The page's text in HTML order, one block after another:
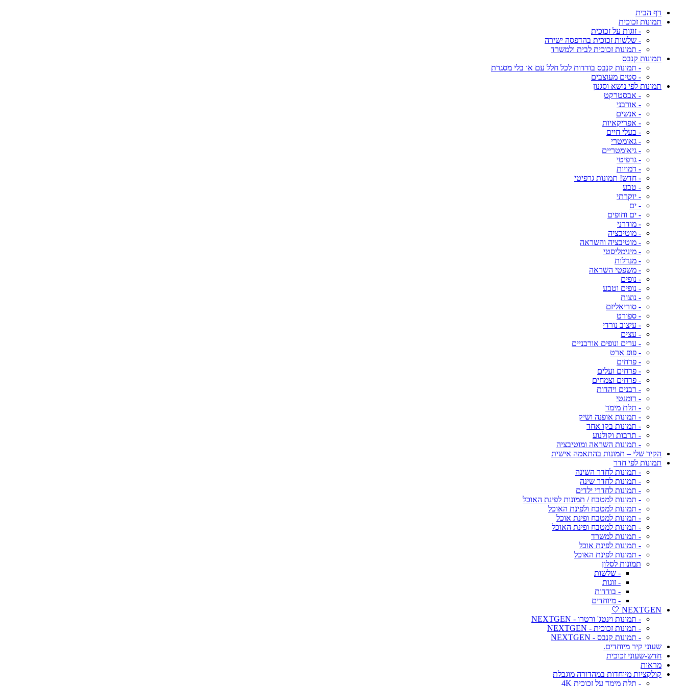
דף הבית
תמונות זכוכית
- זוגות על זכוכית
- שלשות זכוכית בהדפסה ישירה
- תמונות זכוכית לבית ולמשרד
תמונות קנבס
- תמונות קנבס בודדות לכל חלל עם או בלי מסגרת
- סטים מעוצבים
תמונות לפי נושא וסגנון
- אבסטרקט
- אורבני
- אנשים
- אפריקאיות
- בעלי חיים
- גאומטרי
- גיאומטריים
- גרפיטי
- דמויות
- חדש! תמונות גרפיטי
- טבע
- יוקרתי
- ים
- ים וחופים
- מודרני
- מוטיבציה
- מוטיבציה והשראה
- מינימליסטי
- מנדלות
- משפטי השראה
- נופים
- נופים וטבע
- נוצות
- סוריאליזם
- ספורט
- עיצוב נורדי
- עצים
- ערים ונופים אורבניים
- פופ ארט
- פרחים
- פרחים ועלים
- פרחים וצמחים
- רבנים ויהדות
- רומנטי
- תלת מימד
- תמונות אופנה ושיק
- תמונות בקו אחד
- תרבות וקולנוע
- תמונות השראה ומוטיבציה
הקיר שלי – תמונות בהתאמה אישית
תמונות לפי חדר
- תמונות לחדר השינה
- תמונות לחדר שינה
- תמונות לחדרי ילדים
- תמונות למטבח / תמונות לפינת האוכל
- תמונות למטבח ולפינת האוכל
- תמונות למטבח ופינת אוכל
- תמונות למטבח ופינת האוכל
- תמונות למשרד
- תמונות לפינת אוכל
- תמונות לפינת האוכל
תמונות לסלון
- שלשות
- זוגות
- בודדות
- מיוחדים
NEXTGEN 🤍
- תמונות וינטג' ורטרו - NEXTGEN
- תמונות זכוכית - NEXTGEN
- תמונות קנבס - NEXTGEN
שעוני קיר מיוחדים.
חדש-שעוני זכוכית
מראות
קולקציות מיוחדות במהדורה מוגבלת
- תלת מימד על זכוכית 4K